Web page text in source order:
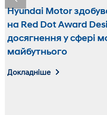
Hyundai Motor
на Red Dot Award
досягнення у сфері
майбутнього
Докладніше